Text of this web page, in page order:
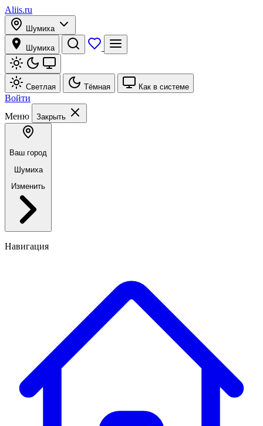
Aliis.ru
Шумиха
Шумиха
Светлая Тёмная Как в системе
Войти
Меню
Закрыть
Ваш город
Шумиха
Изменить
Навигация